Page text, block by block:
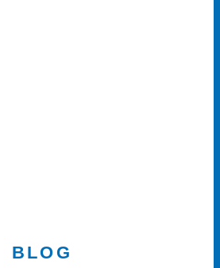
BLOG